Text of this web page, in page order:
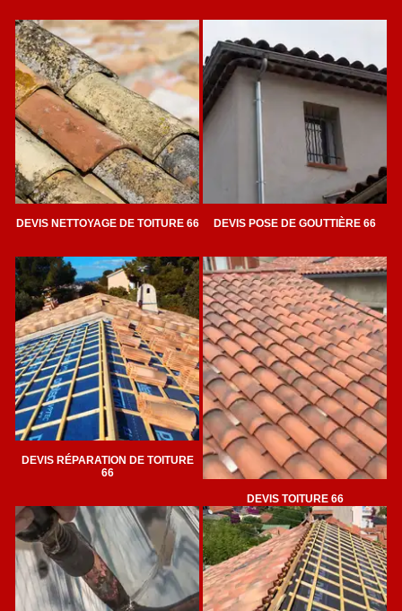
DEVIS NETTOYAGE DE TOITURE 66 DEVIS POSE DE GOUTTIÈRE 66
DEVIS RÉPARATION DE TOITURE
66
DEVIS TOITURE 66